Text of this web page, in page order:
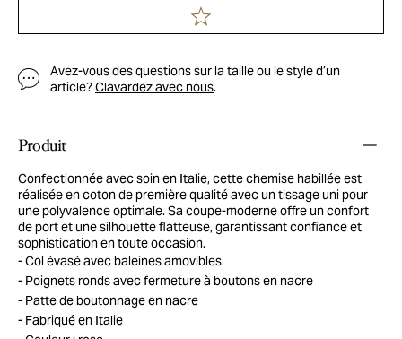
Avez-vous des questions sur la taille ou le style d’un
article?Clavardez avec nous.
Produit
Confectionnée avec soin en Italie, cette chemise habillée est
réalisée en coton de première qualité avec un tissage uni pour
une polyvalence optimale. Sa coupe-moderne offre un confort
de port et une silhouette flatteuse, garantissant confiance et
sophistication en toute occasion.
Col évasé avec baleines amovibles
Poignets ronds avec fermeture à boutons en nacre
Patte de boutonnage en nacre
Fabriqué en Italie